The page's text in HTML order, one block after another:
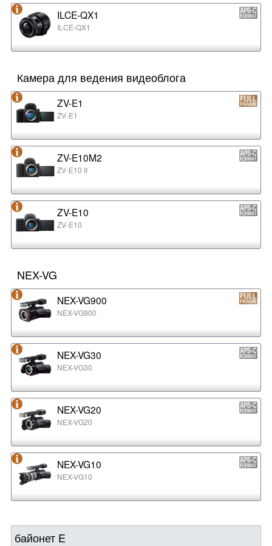
ILCE-QX1
ILCE-QX1
Камера для ведения видеоблога
ZV-E1
ZV-E1
ZV-E10M2
ZV-E10 II
ZV-E10
ZV-E10
NEX-VG
NEX-VG900
NEX-VG900
NEX-VG30
NEX-VG30
NEX-VG20
NEX-VG20
NEX-VG10
NEX-VG10
байонет E